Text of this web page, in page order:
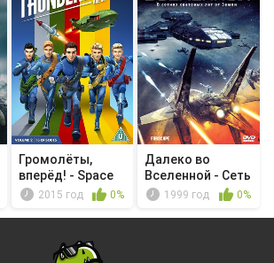
Громолёты,
вперёд! - Space
Race2015 год 0%
Далеко во
Вселенной - Сеть
1999 год 0%